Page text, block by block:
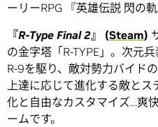
ーリーRPG 『英雄伝説 閃の
『R-Type Final 2』 (Steam)
の金字塔「R-TYPE」。次元
R-9を駆り、敵対勢力バイド
上達に応じて進化する敵と
化と自由なカスタマイズ…爽
ームです。